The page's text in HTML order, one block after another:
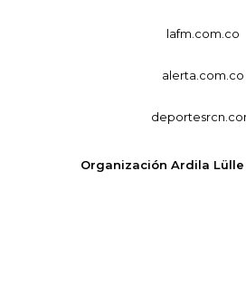
lafm.com.co
alerta.com.co
Organización Ardila